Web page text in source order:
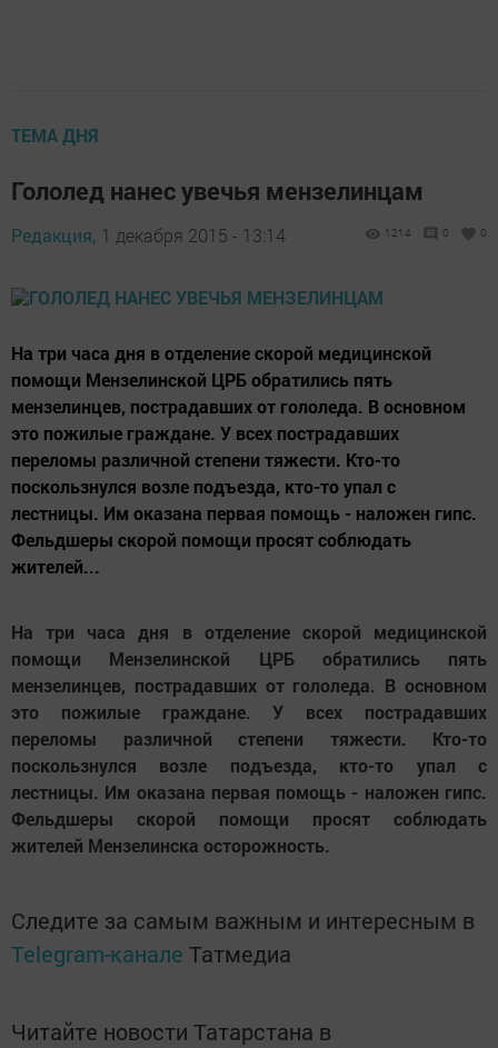
ТЕМА ДНЯ
Гололед нанес увечья мензелинцам
Редакция, 1 декабря 2015 - 13:14 1214 0 0
На три часа дня в отделение скорой медицинской
помощи Мензелинской ЦРБ обратились пять
мензелинцев, пострадавших от гололеда. В основном
это пожилые граждане. У всех пострадавших
переломы различной степени тяжести. Кто-то
поскользнулся возле подъезда, кто-то упал с
лестницы. Им оказана первая помощь - наложен гипс.
Фельдшеры скорой помощи просят соблюдать
жителей...
На три часа дня в отделение скорой медицинской
помощи Мензелинской ЦРБ обратились пять
мензелинцев, пострадавших от гололеда. В основном
это пожилые граждане. У всех пострадавших
переломы различной степени тяжести. Кто-то
поскользнулся возле подъезда, кто-то упал с
лестницы. Им оказана первая помощь - наложен гипс.
Фельдшеры скорой помощи просят соблюдать
жителей Мензелинска осторожность.
Следите за самым важным и интересным в
Telegram-канале Татмедиа
Читайте новости Татарстана в